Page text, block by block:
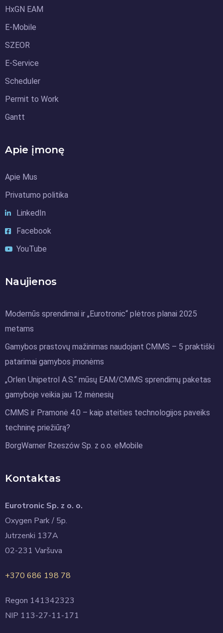
HxGN EAM
E-Mobile
SZEOR
E-Service
Scheduler
Permit to Work
Gantt
Apie įmonę
Apie Mus
Privatumo politika
LinkedIn
Facebook
YouTube
Naujienos
Modernūs sprendimai ir „Eurotronic“ plėtros planai 2025
metams
Gamybos prastovų mažinimas naudojant CMMS – 5 praktiški
patarimai gamybos įmonėms
„Orlen Unipetrol A.S.“ mūsų EAM/CMMS sprendimų paketas
gamyboje veikia jau 12 mėnesių
CMMS ir Pramonė 4.0 – kaip ateities technologijos paveiks
techninę priežiūrą?
BorgWarner Rzeszów Sp. z o.o. eMobile
Kontaktas
Eurotronic Sp. z o. o.
Oxygen Park / 5p.
Jutrzenki 137A
02-231 Varšuva
+370 686 198 78
Regon 141342323
NIP 113-27-11-171